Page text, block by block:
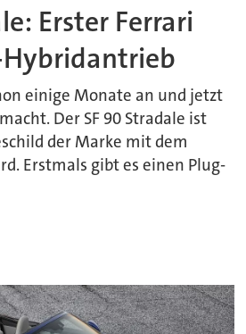
Erster Ferrari
einige Monate an und jetzt
Der SF 90 Stradale ist
der Marke mit dem
Erstmals gibt es einen Plug-